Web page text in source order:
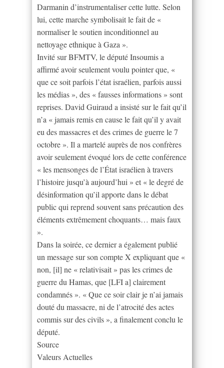
Darmanin d’instrumentaliser cette lutte. Selon
lui, cette marche symbolisait le fait de «
normaliser le soutien inconditionnel au
nettoyage ethnique à Gaza ».
Invité sur BFMTV, le député Insoumis a
affirmé avoir seulement voulu pointer que, «
que ce soit parfois l’état israélien, parfois aussi
les médias », des « fausses informations » sont
reprises. David Guiraud a insisté sur le fait qu’il
n’a « jamais remis en cause le fait qu’il y avait
eu des massacres et des crimes de guerre le 7
octobre ». Il a martelé auprès de nos confrères
avoir seulement évoqué lors de cette conférence
« les mensonges de l’État israélien à travers
l’histoire jusqu’à aujourd’hui » et « le degré de
désinformation qu’il apporte dans le débat
public qui reprend souvent sans précaution des
éléments extrêmement choquants… mais faux
».
Dans la soirée, ce dernier a également publié
un message sur son compte X expliquant que «
non, [il] ne « relativisait » pas les crimes de
guerre du Hamas, que [LFI a] clairement
condamnés ». « Que ce soir clair je n’ai jamais
douté du massacre, ni de l’atrocité des actes
commis sur des civils », a finalement conclu le
député.
Source
Valeurs Actuelles